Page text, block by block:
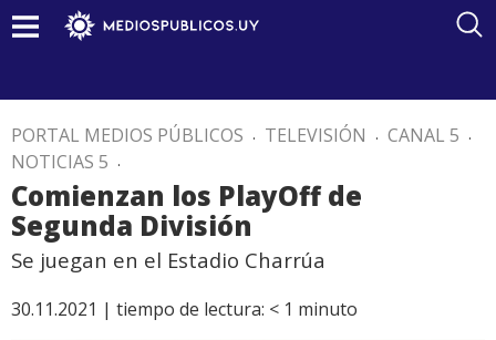
PORTAL MEDIOS PÚBLICOS . TELEVISIÓN . CANAL 5 .
NOTICIAS 5 .
Comienzan los PlayOff de
Segunda División
Se juegan en el Estadio Charrúa
30.11.2021 | tiempo de lectura: < 1 minuto